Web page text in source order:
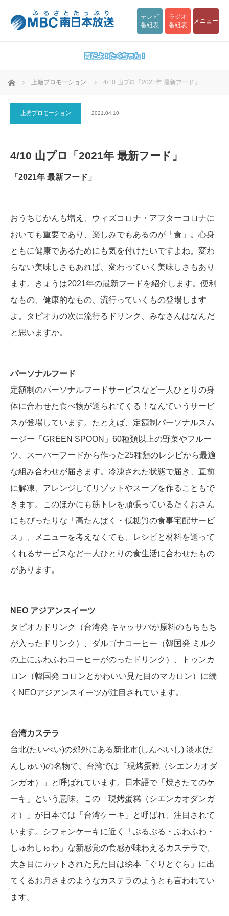
テレビ
番組表
ラジオ
番組表
メニュー
ホーム 上塘プロモーション 4/10 山プロ「2021年 最新フード」
上塘プロモーション 2021.04.10
4/10 山プロ「2021年 最新フード」
「2021年 最新フード」
おうちじかんも増え、ウィズコロナ・アフターコロナに
おいても重要であり、楽しみでもあるのが「食」。心身
ともに健康であるためにも気を付けたいですよね。変わ
らない美味しさもあれば、変わっていく美味しさもあり
ます。きょうは2021年の最新フードを紹介します。便利
なもの、健康的なもの、流行っていくもの登場します
よ。タピオカの次に流行るドリンク、みなさんはなんだ
と思いますか。
パーソナルフード
定額制のパーソナルフードサービスなど一人ひとりの身
体に合わせた食べ物が送られてくる！なんていうサービ
スが登場しています。たとえば、定額制パーソナルスム
ージー「GREEN SPOON」60種類以上の野菜やフルー
ツ、スーパーフードから作った25種類のレシピから最適
な組み合わせが届きます。冷凍された状態で届き、直前
に解凍、アレンジしてリゾットやスープを作ることもで
きます。このほかにも筋トレを頑張っているたくおさん
にもぴったりな「高たんぱく・低糖質の食事宅配サービ
ス」、メニューを考えなくても、レシピと材料を送って
くれるサービスなど一人ひとりの食生活に合わせたもの
があります。
NEO アジアンスイーツ
タピオカドリンク（台湾発 キャッサバが原料のもちもち
が入ったドリンク）、ダルゴナコーヒー（韓国発 ミルク
の上にふわふわコーヒーがのったドリンク）、トゥンカ
ロン（韓国発 コロンとかわいい見た目のマカロン）に続
くNEOアジアンスイーツが注目されています。
台湾カステラ
台北(たいぺい)の郊外にある新北市(しんぺいし) 淡水(だ
んしゅい)の名物で、台湾では「現烤蛋糕（シエンカオダ
ンガオ）」と呼ばれています。日本語で「焼きたてのケ
ーキ」という意味。この「現烤蛋糕（シエンカオダンガ
オ）」が日本では「台湾ケーキ」と呼ばれ、注目されて
います。シフォンケーキに近く「ぷるぷる・ふわふわ・
しゅわしゅわ」な新感覚の食感が味わえるカステラで、
大き目にカットされた見た目は絵本「ぐりとぐら」に出
てくるお月さまのようなカステラのようとも言われてい
ます。